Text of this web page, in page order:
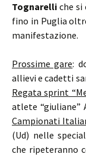
Tognarelli che
fino in Puglia
manifestazione.
Prossime gare:
allievi e cadetti
Regata sprint
atlete “giuliane”
Campionati
(Ud) nelle
che ripeteranno